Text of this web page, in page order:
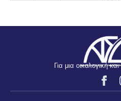
Για μια οικολογική